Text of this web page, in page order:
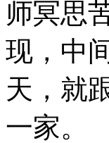
师冥思
现，中
天，就
一家。